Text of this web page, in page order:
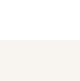
16h au 12 août.